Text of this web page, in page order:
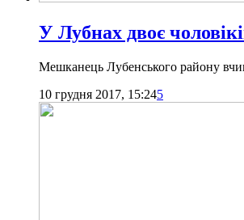
У Лубнах двоє
Мешканець Лубенського району
10 грудня 2017, 15:245